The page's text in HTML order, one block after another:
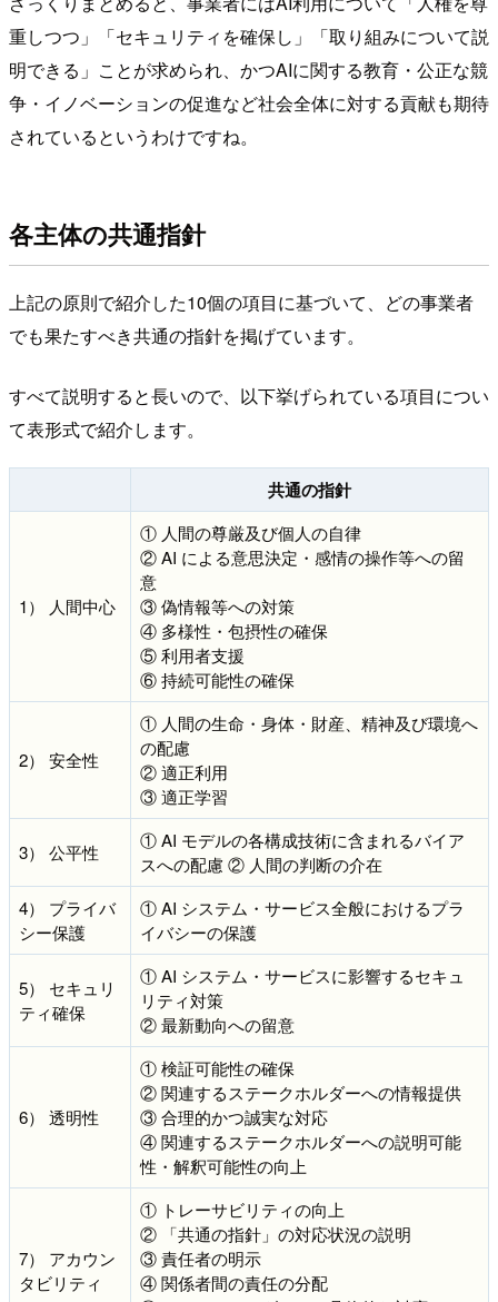
重しつつ」「セキュリティを確保し」「取り組みについて説
明できる」ことが求められ、かつAIに関する教育・公正な競
争・イノベーションの促進など社会全体に対する貢献も期待
されているというわけですね。
各主体の共通指針
上記の原則で紹介した10個の項目に基づいて、どの事業者
でも果たすべき共通の指針を掲げています。
すべて説明すると長いので、以下挙げられている項目につい
て表形式で紹介します。
共通の指針
1） 人間中心
① 人間の尊厳及び個人の自律
② AI による意思決定・感情の操作等への留
意
③ 偽情報等への対策
④ 多様性・包摂性の確保
⑤ 利用者支援
⑥ 持続可能性の確保
2） 安全性
① 人間の生命・身体・財産、精神及び環境へ
の配慮
② 適正利用
③ 適正学習
3） 公平性
① AI モデルの各構成技術に含まれるバイア
スへの配慮 ② 人間の判断の介在
4） プライバ
シー保護
① AI システム・サービス全般におけるプラ
イバシーの保護
5） セキュリ
ティ確保
① AI システム・サービスに影響するセキュ
リティ対策
② 最新動向への留意
6） 透明性
① 検証可能性の確保
② 関連するステークホルダーへの情報提供
③ 合理的かつ誠実な対応
④ 関連するステークホルダーへの説明可能
性・解釈可能性の向上
7） アカウン
タビリティ
① トレーサビリティの向上
② 「共通の指針」の対応状況の説明
③ 責任者の明示
④ 関係者間の責任の分配